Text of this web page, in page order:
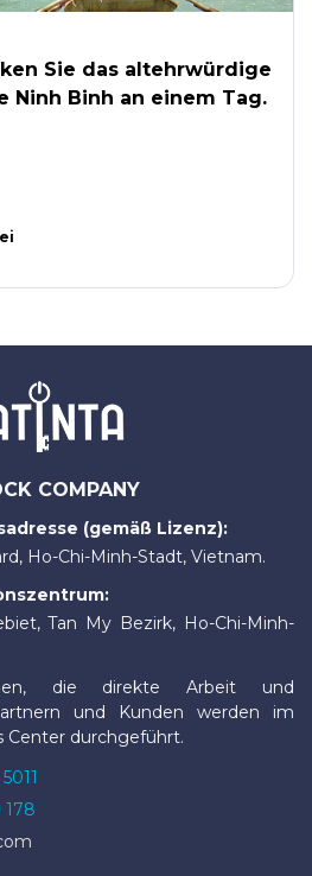
Sie das altehrwürdige
Ninh Binh an einem Tag.
COMPANY
(gemäß Lizenz):
Ho-Chi-Minh-Stadt, Vietnam.
Tan My Bezirk, Ho-Chi-Minh-
die direkte Arbeit und
und Kunden werden im
Center durchgeführt.
178